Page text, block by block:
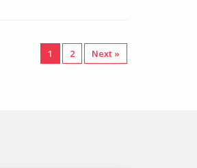
1 2 Next »